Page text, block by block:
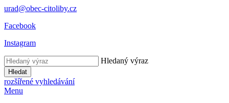
urad@obec-citoliby.cz
Facebook
Instagram
Hledaný výraz
Hledat
rozšířené vyhledávání
Menu